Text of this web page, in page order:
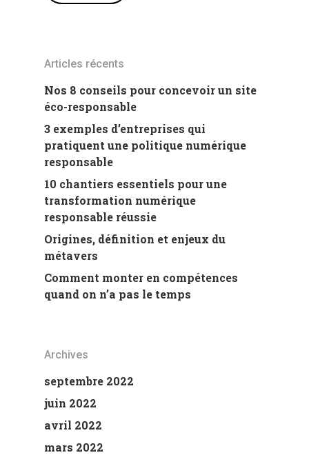
Articles récents
Nos 8 conseils pour concevoir un site
éco-responsable
3 exemples d’entreprises qui
pratiquent une politique numérique
responsable
10 chantiers essentiels pour une
transformation numérique
responsable réussie
Origines, définition et enjeux du
métavers
Comment monter en compétences
quand on n’a pas le temps
Archives
septembre 2022
juin 2022
avril 2022
mars 2022